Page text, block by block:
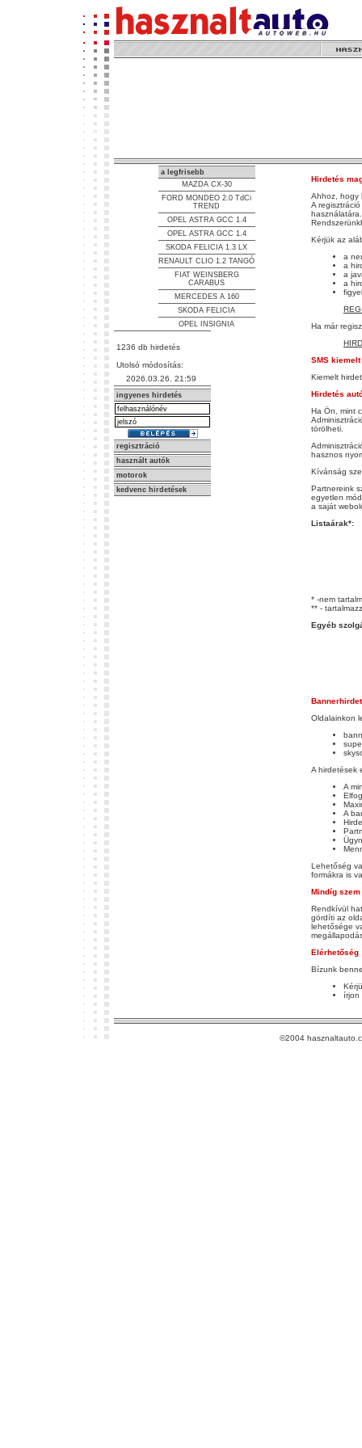
a legfrisebb
MAZDA CX-30
FORD MONDEO 2.0 TdCi
TREND
OPEL ASTRA GCC 1.4
OPEL ASTRA GCC 1.4
SKODA FELICIA 1.3 LX
RENAULT CLIO 1.2 TANGÓ
FIAT WEINSBERG
CARABUS
MERCEDES A 160
SKODA FELICIA
OPEL INSIGNIA
1236 db hirdetés
Utolsó módosítás:
2026.03.26. 21:59
ingyenes hirdetés
regisztráció
használt autók
motorok
kedvenc hirdetések
Hirdetés
Ahhoz, hogy
A
használatára.
Kérjük az
a
a
a
a
Ha már
SMS
Kiemelt
Hirdetés
Ha Ön, mint
törölheti.
hasznos
Kívánság
Partnereink
egyetlen
a saját
Listaárak*:
* -nem
** -
Egyéb
Oldalainkon
A hirdetések
A
A
Lehetőség
formákra is
Mindíg
Rendkívül
gördíti az
lehetősége
Elérhetőség
Bízunk
írjon
©2004